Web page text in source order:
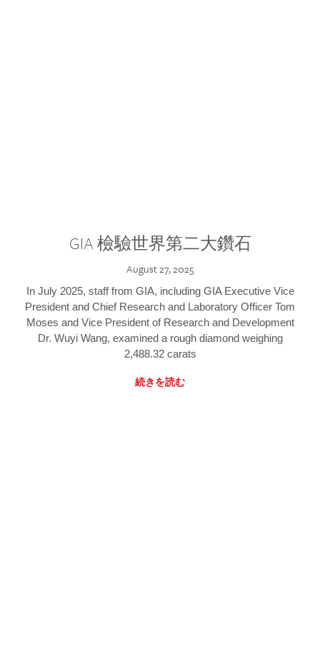
GIA 檢驗世界第二大鑽石
August 27, 2025
In July 2025, staff from GIA, including GIA Executive Vice
President and Chief Research and Laboratory Officer Tom
Moses and Vice President of Research and Development
Dr. Wuyi Wang, examined a rough diamond weighing
2,488.32 carats
続きを読む